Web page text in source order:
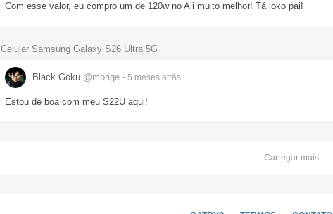
Com esse valor, eu compro um de 120w no Ali muito melhor! Tá loko pai!
Celular Samsung Galaxy S26 Ultra 5G
Black Goku @morige - 5 meses atrás
Estou de boa com meu S22U aqui!
Carregar mais...